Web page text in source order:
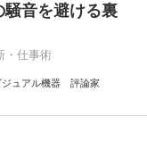
音を避ける裏
・仕事術
ジュアル機器 評論家